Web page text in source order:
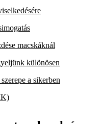
macskáknál
különösen
a sikerben